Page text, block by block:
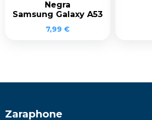
Negra
Samsung Galaxy A53
7,99 €
Zaraphone